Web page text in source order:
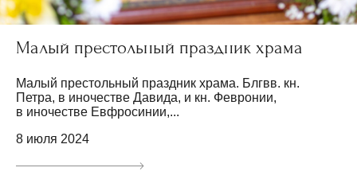
Малый престольный праздник храма
Малый престольный праздник храма. Блгвв. кн.
Петра, в иночестве Давида, и кн. Февронии,
в иночестве Евфросинии,...
8 июля 2024